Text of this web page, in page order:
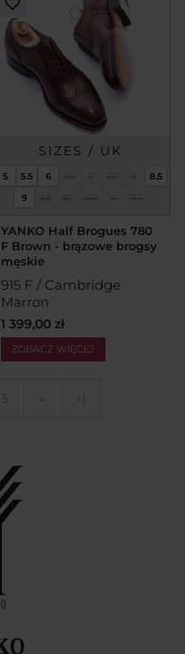
SIZES / UK
5 5.5 6 6.5 7 7.5 8
8.5
9
9.5 10 10.5 11 11.5
YANKO Half Brogues 780
F Brown - brązowe brogsy
męskie
915 F / Cambridge
Marron
1 399,00 zł
ZOBACZ WIĘCEJ
3